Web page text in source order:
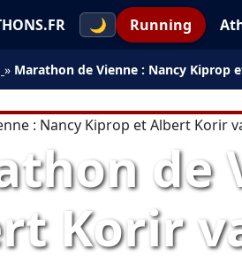
🌙 Running
» Marathon de Vienne : Nancy Kiprop
de
Korir